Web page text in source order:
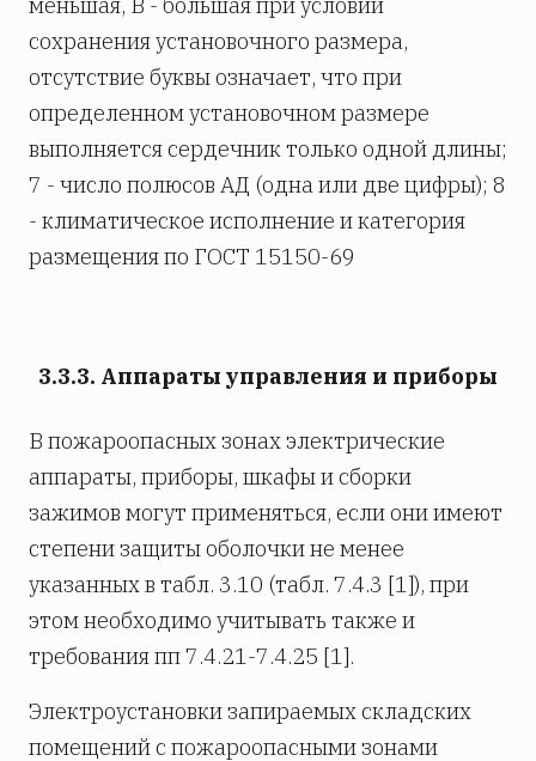
сохранения установочного размера,
отсутствие буквы означает, что при
определенном установочном размере
выполняется сердечник только одной длины;
7 - число полюсов АД (одна или две цифры); 8
- климатическое исполнение и категория
размещения по ГОСТ 15150-69
3.3.3. Аппараты управления и приборы
В пожароопасных зонах электрические
аппараты, приборы, шкафы и сборки
зажимов могут применяться, если они имеют
степени защиты оболочки не менее
указанных в табл. 3.10 (табл. 7.4.3 [1]), при
этом необходимо учитывать также и
требования пп 7.4.21-7.4.25 [1].
Электроустановки запираемых складских
помещений с пожароопасными зонами